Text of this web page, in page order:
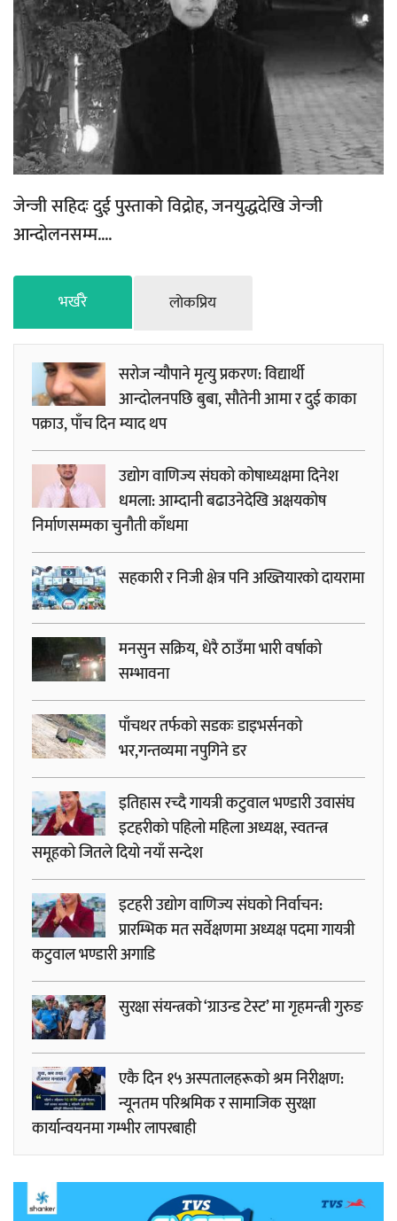
जेन्जी सहिदः दुई पुस्ताको विद्रोह, जनयुद्धदेखि जेन्जी
आन्दोलनसम्म....
भर्खरै लाेकप्रिय
सरोज न्यौपाने मृत्यु प्रकरण: विद्यार्थी
आन्दोलनपछि बुबा, सौतेनी आमा र दुई काका
पक्राउ, पाँच दिन म्याद थप
उद्योग वाणिज्य संघको कोषाध्यक्षमा दिनेश
धमला: आम्दानी बढाउनेदेखि अक्षयकोष
निर्माणसम्मका चुनौती काँधमा
सहकारी र निजी क्षेत्र पनि अख्तियारको दायरामा
मनसुन सक्रिय, धेरै ठाउँमा भारी वर्षाको
सम्भावना
पाँचथर तर्फको सडकः डाइभर्सनको
भर,गन्तव्यमा नपुगिने डर
इतिहास रच्दै गायत्री कटुवाल भण्डारी उवासंघ
इटहरीको पहिलो महिला अध्यक्ष, स्वतन्त्र
समूहको जितले दियो नयाँ सन्देश
इटहरी उद्योग वाणिज्य संघको निर्वाचन:
प्रारम्भिक मत सर्वेक्षणमा अध्यक्ष पदमा गायत्री
कटुवाल भण्डारी अगाडि
सुरक्षा संयन्त्रको ‘ग्राउन्ड टेस्ट’ मा गृहमन्त्री गुरुङ
एकै दिन १५ अस्पतालहरूको श्रम निरीक्षण:
न्यूनतम परिश्रमिक र सामाजिक सुरक्षा
कार्यान्वयनमा गम्भीर लापरबाही